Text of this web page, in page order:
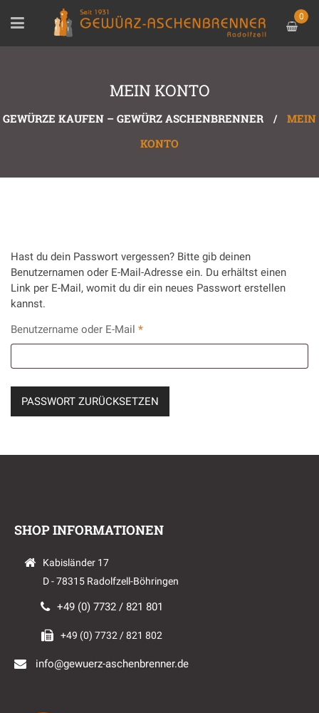
0
MEIN KONTO
GEWÜRZE KAUFEN – GEWÜRZ ASCHENBRENNER /
MEIN
KONTO
Hast du dein Passwort vergessen? Bitte gib deinen
Benutzernamen oder E-Mail-Adresse ein. Du erhältst einen
Link per E-Mail, womit du dir ein neues Passwort erstellen
kannst.
Benutzername oder E-Mail *erforderlich
PASSWORT ZURÜCKSETZEN
SHOP INFORMATIONEN
Kabisländer 17
D - 78315 Radolfzell-Böhringen
+49 (0) 7732 / 821 801
+49 (0) 7732 / 821 802
info@gewuerz-aschenbrenner.de